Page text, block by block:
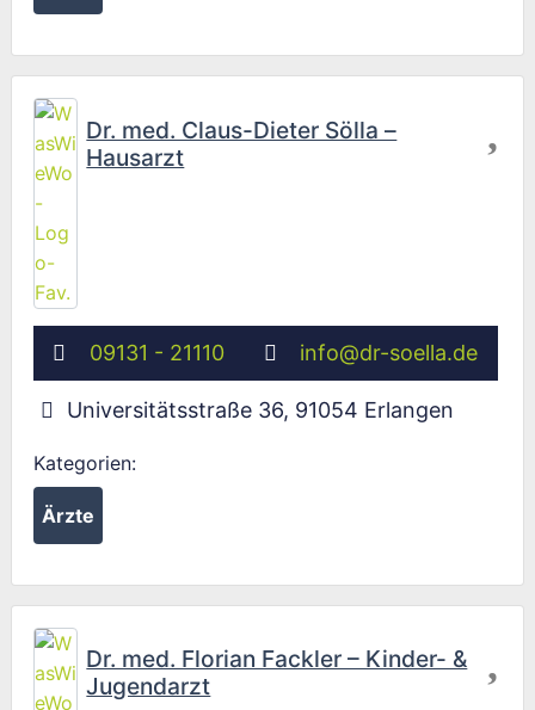
Dr. med. Claus-Dieter Sölla –
Hausarzt
09131 - 21110 info@dr-soella.de
Universitätsstraße 36, 91054 Erlangen
Kategorien:
Ärzte
Dr. med. Florian Fackler – Kinder- &
Jugendarzt